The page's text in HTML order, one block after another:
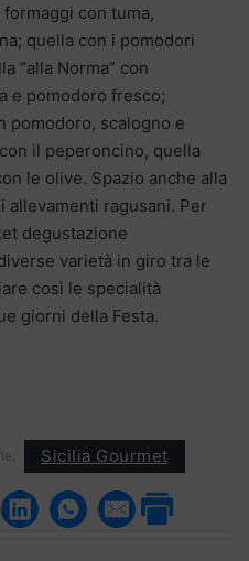
con tuma,
quella con i pomodori
“alla Norma” con
e pomodoro fresco;
pomodoro, scalogno e
il peperoncino, quella
le olive. Spazio anche alla
allevamenti ragusani. Per
degustazione
varietà in giro tra le
così le specialità
giorni della Festa.
Sicilia Gourmet